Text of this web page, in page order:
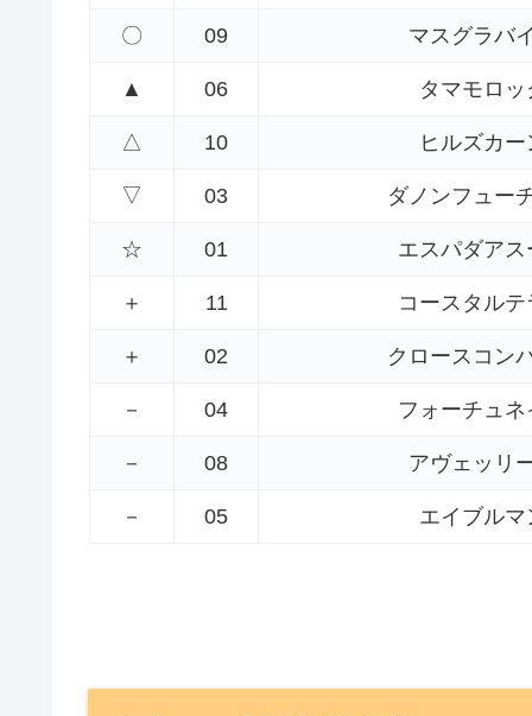
〇 09 マスグラバ
▲ 06 タマモロッ
△ 10 ヒルズカー
▽ 03 ダノンフュー
☆ 01 エスパダアス
＋ 11 コースタルテ
＋ 02 クロースコン
－ 04 フォーチュネ
－ 08 アヴェッリ
－ 05 エイブルマ